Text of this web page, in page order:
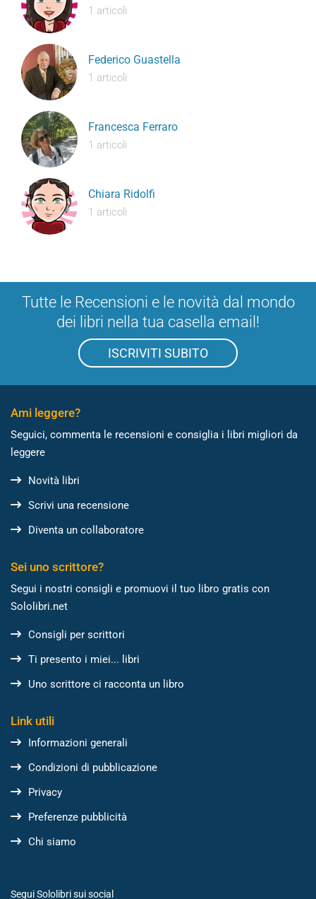
1 articoli
Federico Guastella
1 articoli
Francesca Ferraro
1 articoli
Chiara Ridolfi
1 articoli
Tutte le Recensioni e le novità dal mondo
dei libri nella tua casella email!
ISCRIVITI SUBITO
Ami leggere?
Seguici, commenta le recensioni e consiglia i libri migliori da
leggere
Novità libri
Scrivi una recensione
Diventa un collaboratore
Sei uno scrittore?
Segui i nostri consigli e promuovi il tuo libro gratis con
Sololibri.net
Consigli per scrittori
Ti presento i miei... libri
Uno scrittore ci racconta un libro
Link utili
Informazioni generali
Condizioni di pubblicazione
Privacy
Preferenze pubblicità
Chi siamo
Segui Sololibri sui social